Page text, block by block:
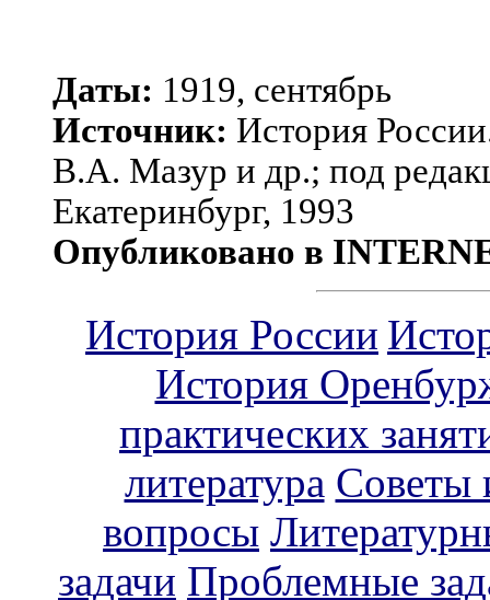
Даты: 1919, сентябрь
Источник: История
В.А. Мазур и др.; под
Екатеринбург, 1993
Опубликовано в
История России
История
практических
литература Советы
вопросы
задачи Проблемные